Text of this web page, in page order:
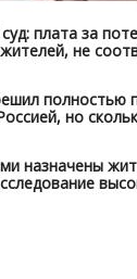
плата за
не
полностью
но
назначены